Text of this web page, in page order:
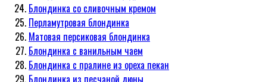
Блондинка со сливочным кремом
Перламутровая блондинка
Матовая персиковая блондинка
Блондинка с ванильным чаем
Блондинка с пралине из ореха пекан
Блондинка из песчаной дюны